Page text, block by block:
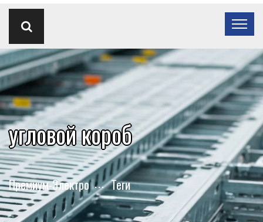
угловой короб
Премиум-Электро Теги